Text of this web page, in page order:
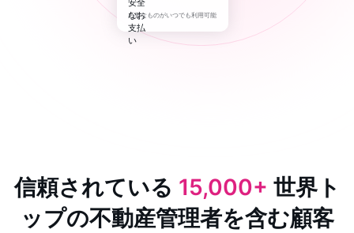
必要なものがいつでも利用可能
信頼されている 15,000+ 世界ト
ップの不動産管理者を含む顧客